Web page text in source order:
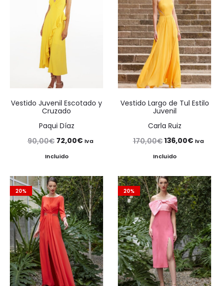
Vestido Juvenil Escotado y
Cruzado
Paqui Díaz
90,00€ El
precio
era:
90,00€.
72,00€El
es:
72,00€.
Iva
Incluido
Vestido Largo de Tul Estilo
Juvenil
Carla Ruiz
170,00€El
precio
era:
170,00€.
136,00€El
es:
Iva
Incluido
20% 20%